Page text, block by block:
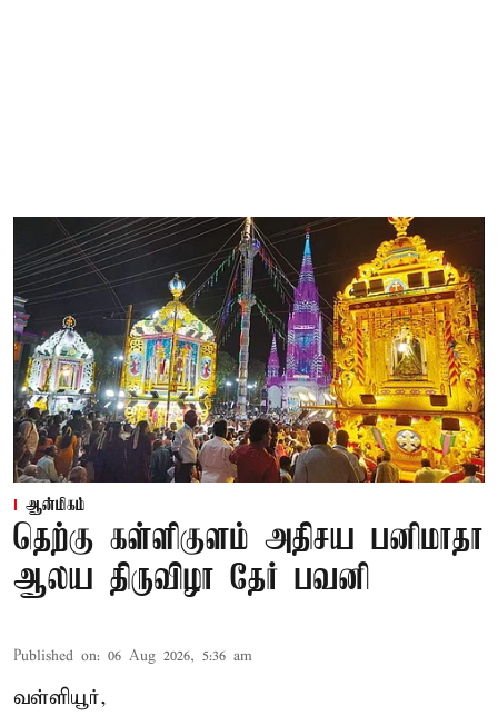
ஆன்மிகம்
தெற்கு கள்ளிகுளம் அதிசய பனிமாதா
ஆலய திருவிழா தேர் பவனி
Published on: 06 Aug 2026, 5:36 am
வள்ளியூர்,